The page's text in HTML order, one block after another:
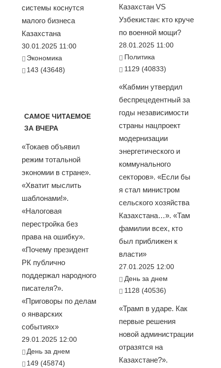
системы коснутся
малого бизнеса
Казахстана
30.01.2025 11:00
Экономика
143 (43648)
САМОЕ ЧИТАЕМОЕ
ЗА ВЧЕРА
«Токаев объявил
режим тотальной
экономии в стране».
«Хватит мыслить
шаблонами!».
«Налоговая
перестройка без
права на ошибку».
«Почему президент
РК публично
поддержал народного
писателя?».
«Приговоры по делам
о январских
событиях»
29.01.2025 12:00
День за днем
149 (45874)
Казахстан VS
Узбекистан: кто круче
по военной мощи?
28.01.2025 11:00
Политика
1129 (40833)
«Кабмин утвердил
беспрецедентный за
годы независимости
страны нацпроект
модернизации
энергетического и
коммунального
секторов». «Если бы
я стал министром
сельского хозяйства
Казахстана…». «Там
фамилии всех, кто
был приближен к
власти»
27.01.2025 12:00
День за днем
1128 (40536)
«Трамп в ударе. Как
первые решения
новой администрации
отразятся на
Казахстане?».